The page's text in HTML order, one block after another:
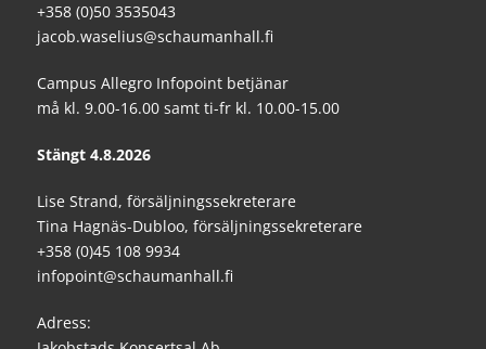
+358 (0)50 3535043
jacob.waselius@schaumanhall.fi
Campus Allegro Infopoint betjänar
må kl. 9.00-16.00 samt ti-fr kl. 10.00-15.00
Stängt 4.8.2026
Lise Strand, försäljningssekreterare
Tina Hagnäs-Dubloo, försäljningssekreterare
+358 (0)45 108 9934
infopoint@schaumanhall.fi
Adress: